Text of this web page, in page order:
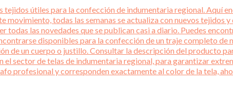
útiles para la confección de indumentaria regional. Aquí
todas las semanas se actualiza con nuevos tejidos
todas las novedades que se publican casi a diario. Puedes
disponibles para la confección de un traje completo de
de un cuerpo o justillo. Consultar la descripción del producto
sector de telas de indumentaria regional, para garantizar
profesional y corresponden exactamente al color de la tela,